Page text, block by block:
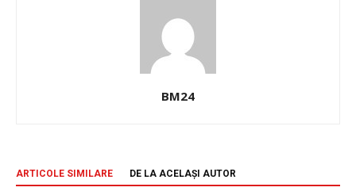
BM24
ARTICOLE SIMILARE DE LA ACELAȘI AUTOR